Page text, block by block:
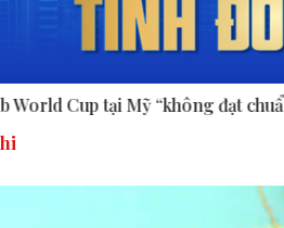
đạt chuẩn”. Danh sách Ban